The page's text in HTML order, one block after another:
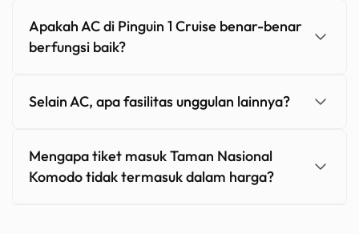
Apakah AC di Pinguin 1 Cruise benar-benar
berfungsi baik?
Selain AC, apa fasilitas unggulan lainnya?
Mengapa tiket masuk Taman Nasional
Komodo tidak termasuk dalam harga?